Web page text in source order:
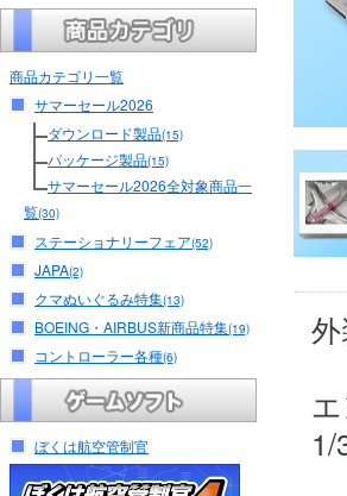
商品カテゴリ一覧
サマーセール2026
ダウンロード製品(15)
パッケージ製品(15)
サマーセール2026全対象商品一
覧(30)
ステーショナリーフェア(52)
JAPA(2)
クマぬいぐるみ特集(13)
BOEING・AIRBUS新商品特集(19)
コントローラー各種(6)
ぼくは航空管制官